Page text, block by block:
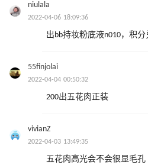
niulala
2022-04-06 18:09:36
出bb持妆粉底液n010，积
55finjolai
2022-04-04 00:50:32
200出五花肉正装
vivianZ
2022-04-03 13:49:35
五花肉高光会不会很显毛孔